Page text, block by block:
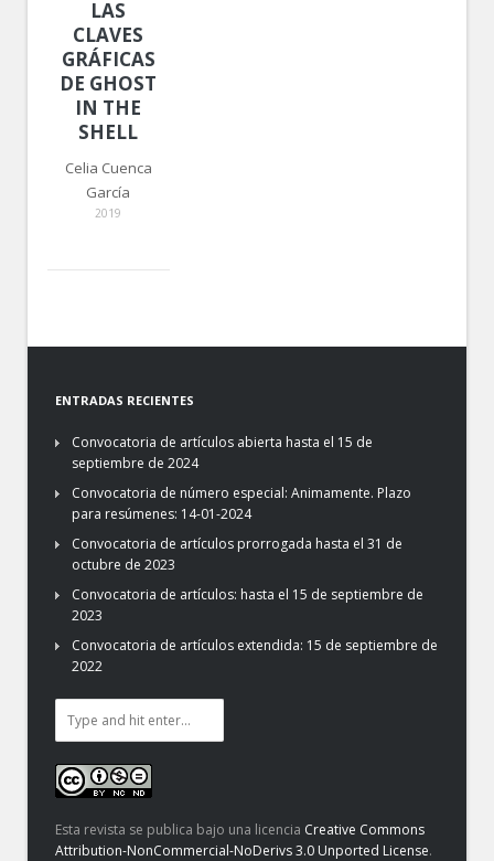
LAS
CLAVES
GRÁFICAS
DE GHOST
IN THE
SHELL
Celia Cuenca
García
2019
ENTRADAS RECIENTES
Convocatoria de artículos abierta hasta el 15 de
septiembre de 2024
Convocatoria de número especial: Animamente. Plazo
para resúmenes: 14-01-2024
Convocatoria de artículos prorrogada hasta el 31 de
octubre de 2023
Convocatoria de artículos: hasta el 15 de septiembre de
2023
Convocatoria de artículos extendida: 15 de septiembre de
2022
Esta revista se publica bajo una licencia Creative Commons
Attribution-NonCommercial-NoDerivs 3.0 Unported License.